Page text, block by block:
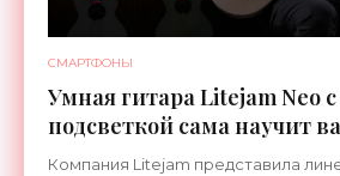
СМАРТФОНЫ
Умная гитара Litejam Neo с
подсветкой сама научит
«Гаджеты»
Компания Litejam представила